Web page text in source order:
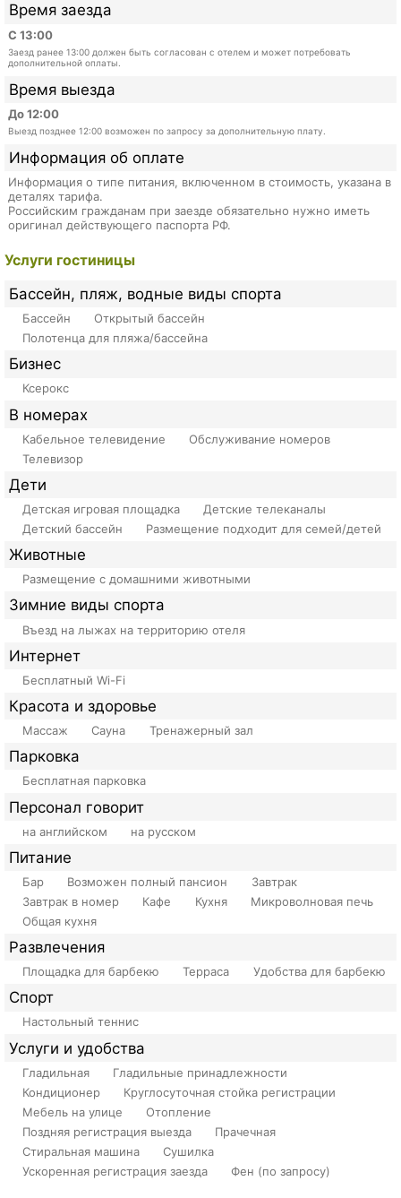
Время заезда
С 13:00
Заезд ранее 13:00 должен быть согласован с отелем и может потребовать
дополнительной оплаты.
Время выезда
До 12:00
Выезд позднее 12:00 возможен по запросу за дополнительную плату.
Информация об оплате
Информация о типе питания, включенном в стоимость, указана в
деталях тарифа.
Российским гражданам при заезде обязательно нужно иметь
оригинал действующего паспорта РФ.
Услуги гостиницы
Бассейн, пляж, водные виды спорта
Бассейн
Открытый бассейн
Полотенца для пляжа/бассейна
Бизнес
Ксерокс
В номерах
Кабельное телевидение
Обслуживание номеров
Телевизор
Дети
Детская игровая площадка
Детские телеканалы
Детский бассейн
Размещение подходит для семей/детей
Животные
Размещение с домашними животными
Зимние виды спорта
Въезд на лыжах на территорию отеля
Интернет
Бесплатный Wi-Fi
Красота и здоровье
Массаж Сауна Тренажерный зал
Парковка
Бесплатная парковка
Персонал говорит
на английском на русском
Питание
Бар Возможен полный пансион
Завтрак
Завтрак в номер
Кафе Кухня
Микроволновая печь
Общая кухня
Развлечения
Площадка для барбекю Терраса Удобства для барбекю
Спорт
Настольный теннис
Услуги и удобства
Гладильная
Гладильные принадлежности
Кондиционер
Круглосуточная стойка регистрации
Мебель на улице
Отопление
Поздняя регистрация выезда
Прачечная
Стиральная машина
Сушилка
Ускоренная регистрация заезда
Фен (по запросу)